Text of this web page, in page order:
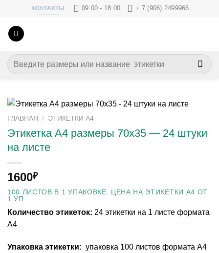
content
КОНТАКТЫ 09:00 - 18:00 + 7 (906) 2499966
Искать:
ГЛАВНАЯ / ЭТИКЕТКИ А4
Этикетка А4 размеры 70х35 — 24 штуки
на листе
1600₽
100 ЛИСТОВ В 1 УПАКОВКЕ. ЦЕНА НА ЭТИКЕТКИ А4 ОТ
1 УП.
Количество этикеток: 24 этикетки на 1 листе формата
А4
Упаковка этикетки: упаковка 100 листов формата А4